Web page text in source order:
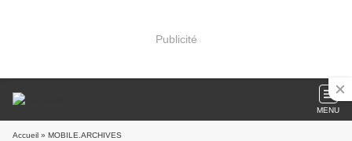
Publicité
MENU
Accueil » MOBILE.ARCHIVES